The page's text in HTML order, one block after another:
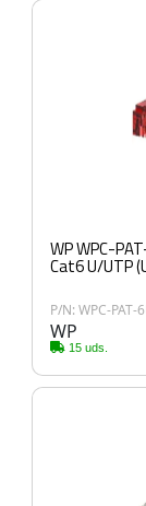
WP WPC-
Cat6 U/UTP
P/N: WPC-PAT-
WP
15 uds.